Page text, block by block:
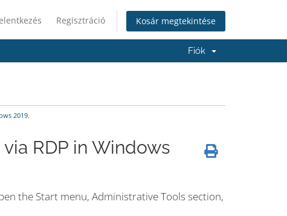
Regisztráció Kosár megtekintése
Fiók
2019.
RDP in Windows
the Start menu, Administrative Tools section,